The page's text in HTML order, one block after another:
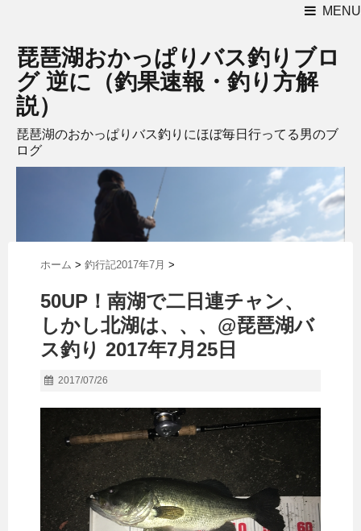
MENU
琵琶湖おかっぱりバス釣りブロ
グ 逆に（釣果速報・釣り方解
説）
琵琶湖のおかっぱりバス釣りにほぼ毎日行ってる男のブ
ログ
ホーム > 釣行記2017年7月 >
50UP！南湖で二日連チャン、
しかし北湖は、、、@琵琶湖バ
ス釣り 2017年7月25日
2017/07/26